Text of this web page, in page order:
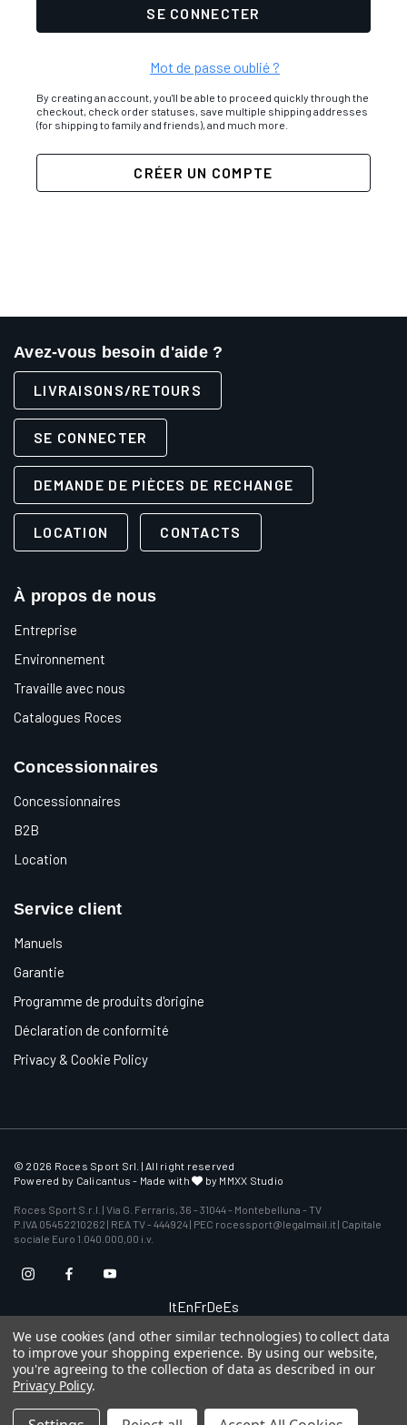
Mot de passe oublié ?
By creating an account, you'll be able to proceed quickly through the
checkout, check order statuses, save multiple shipping addresses
(for shipping to family and friends), and much more.
CRÉER UN COMPTE
Avez-vous besoin d'aide ?
LIVRAISONS/RETOURS
SE CONNECTER
DEMANDE DE PIÈCES DE RECHANGE
LOCATION CONTACTS
À propos de nous
Entreprise
Environnement
Travaille avec nous
Catalogues Roces
Concessionnaires
Concessionnaires
B2B
Location
Service client
Manuels
Garantie
Programme de produits d'origine
Déclaration de conformité
Privacy & Cookie Policy
© 2026 Roces Sport Srl. | All right reserved
Powered by Calicantus - Made with by MMXX Studio
Roces Sport S.r.l. | Via G. Ferraris, 36 - 31044 - Montebelluna - TV
P.IVA 05452210262 | REA TV - 444924 | PEC rocessport@legalmail.it | Capitale
sociale Euro 1.040.000,00 i.v.
ItEnFrDeEs
We use cookies (and other similar technologies) to collect data
to improve your shopping experience. By using our website,
you're agreeing to the collection of data as described in our
Privacy Policy.